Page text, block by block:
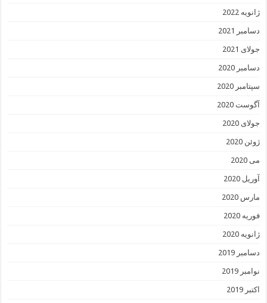
ژانویه 2022
دسامبر 2021
جولای 2021
دسامبر 2020
سپتامبر 2020
آگوست 2020
جولای 2020
ژوئن 2020
می 2020
آوریل 2020
مارس 2020
فوریه 2020
ژانویه 2020
دسامبر 2019
نوامبر 2019
اکتبر 2019